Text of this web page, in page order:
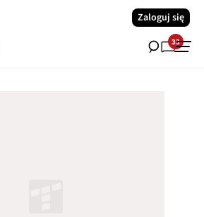
Zaloguj się
33